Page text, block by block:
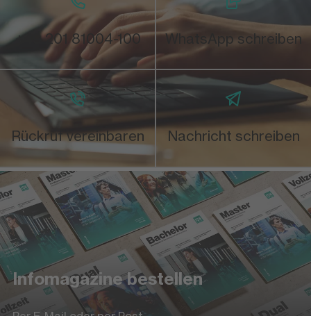
+49 201 81004-100 WhatsApp schreiben
Rückruf vereinbaren Nachricht schreiben
Infomagazine bestellen